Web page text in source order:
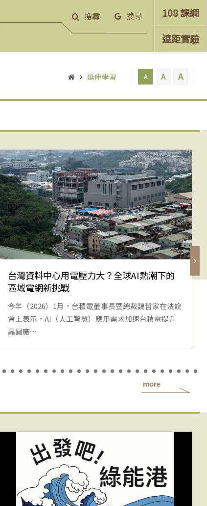
搜尋 搜尋
108 課綱
遠距實驗
延伸學習 A A A
台灣資料中心用電壓力大？全球AI熱潮下的
區域電網新挑戰
今年（2026）1月，台積電董事長暨總裁魏哲家在法說
會上表示，AI（人工智慧）應用需求加速台積電提升
晶圓廠⋯
more